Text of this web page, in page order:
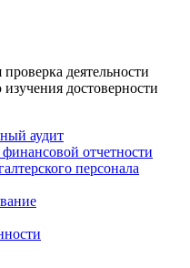
деятельности
достоверности
аудит
отчетности
персонала